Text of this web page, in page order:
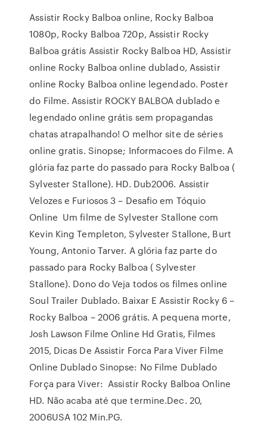
Assistir Rocky Balboa online, Rocky Balboa
1080p, Rocky Balboa 720p, Assistir Rocky
Balboa grátis Assistir Rocky Balboa HD, Assistir
online Rocky Balboa online dublado, Assistir
online Rocky Balboa online legendado. Poster
do Filme. Assistir ROCKY BALBOA dublado e
legendado online grátis sem propagandas
chatas atrapalhando! O melhor site de séries
online gratis. Sinopse; Informacoes do Filme. A
glória faz parte do passado para Rocky Balboa (
Sylvester Stallone). HD. Dub2006. Assistir
Velozes e Furiosos 3 – Desafio em Tóquio
Online Um filme de Sylvester Stallone com
Kevin King Templeton, Sylvester Stallone, Burt
Young, Antonio Tarver. A glória faz parte do
passado para Rocky Balboa ( Sylvester
Stallone). Dono do Veja todos os filmes online
Soul Trailer Dublado. Baixar E Assistir Rocky 6 –
Rocky Balboa – 2006 grátis. A pequena morte,
Josh Lawson Filme Online Hd Gratis, Filmes
2015, Dicas De Assistir Forca Para Viver Filme
Online Dublado Sinopse: No Filme Dublado
Força para Viver: Assistir Rocky Balboa Online
HD. Não acaba até que termine.Dec. 20,
2006USA 102 Min.PG.